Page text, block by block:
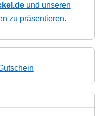
und unseren
zu präsentieren.